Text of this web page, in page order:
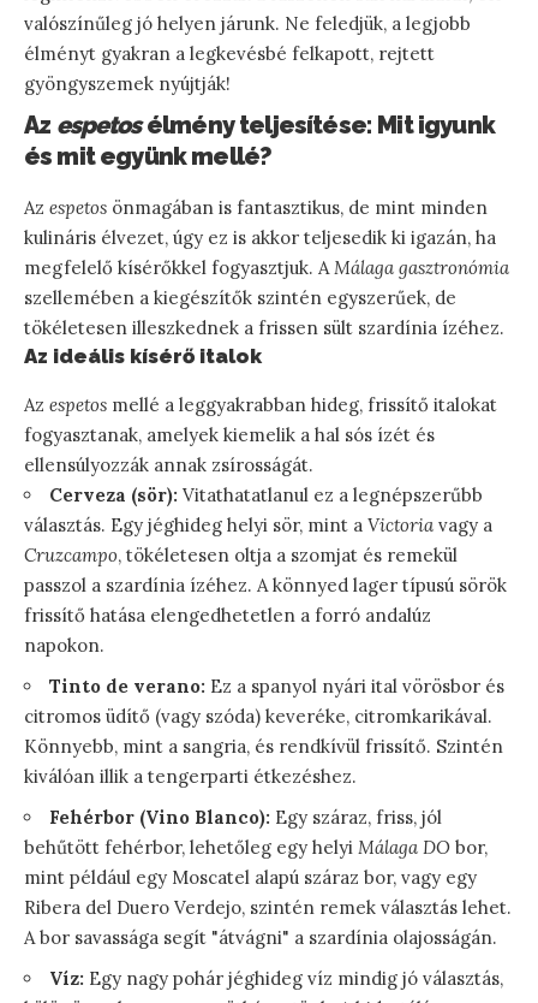
valószínűleg jó helyen járunk. Ne feledjük, a legjobb
élményt gyakran a legkevésbé felkapott, rejtett
gyöngyszemek nyújtják!
Az espetosélmény teljesítése: Mit igyunk
és mit együnk mellé?
Az espetos önmagában is fantasztikus, de mint minden
kulináris élvezet, úgy ez is akkor teljesedik ki igazán, ha
megfelelő kísérőkkel fogyasztjuk. A Málaga gasztronómia
szellemében a kiegészítők szintén egyszerűek, de
tökéletesen illeszkednek a frissen sült szardínia ízéhez.
Az ideális kísérő italok
Az espetos mellé a leggyakrabban hideg, frissítő italokat
fogyasztanak, amelyek kiemelik a hal sós ízét és
ellensúlyozzák annak zsírosságát.
Cerveza (sör): Vitathatatlanul ez a legnépszerűbb
választás. Egy jéghideg helyi sör, mint a Victoria vagy a
Cruzcampo, tökéletesen oltja a szomjat és remekül
passzol a szardínia ízéhez. A könnyed lager típusú sörök
frissítő hatása elengedhetetlen a forró andalúz
napokon.
Tinto de verano: Ez a spanyol nyári ital vörösbor és
citromos üdítő (vagy szóda) keveréke, citromkarikával.
Könnyebb, mint a sangria, és rendkívül frissítő. Szintén
kiválóan illik a tengerparti étkezéshez.
Fehérbor (Vino Blanco): Egy száraz, friss, jól
behűtött fehérbor, lehetőleg egy helyi Málaga DO bor,
mint például egy Moscatel alapú száraz bor, vagy egy
Ribera del Duero Verdejo, szintén remek választás lehet.
A bor savassága segít "átvágni" a szardínia olajosságán.
Víz: Egy nagy pohár jéghideg víz mindig jó választás,